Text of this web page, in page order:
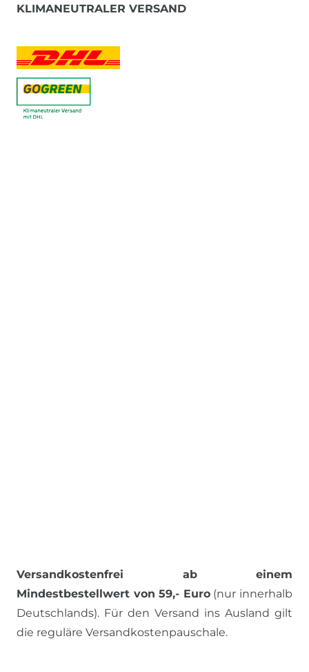
KLIMANEUTRALER VERSAND
Versandkostenfrei ab einem
Mindestbestellwert von 59,- Euro(nur innerhalb
Deutschlands). Für den Versand ins Ausland gilt
die reguläre Versandkostenpauschale.